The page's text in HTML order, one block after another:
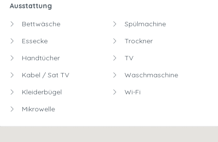
Ausstattung
Bettwäsche
Essecke
Handtücher
Kabel / Sat TV
Kleiderbügel
Mikrowelle
Spülmachine
Trockner
TV
Waschmaschine
Wi-Fi